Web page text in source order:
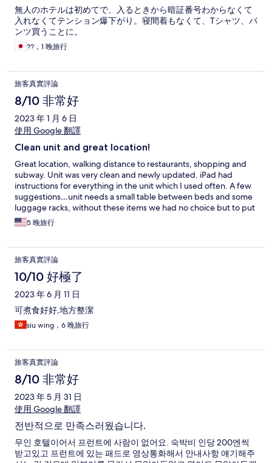
無人のホテルは初めてで、入るときから暗証番号わからなくて
入れなくてテンション爆下がり。寝間着もなくて、Tシャツ、パ
ンツ買うことに。
??，1 晚旅行
旅客真實評論
8/10 非常好
2023 年 1 月 6 日
使用 Google 翻譯
Clean unit and great location!
Great location, walking distance to restaurants, shopping and
subway. Unit was very clean and newly updated. iPad had
instructions for everything in the unit which I used often. A few
suggestions…unit needs a small table between beds and some
luggage racks, without these items we had no choice but to put
all our belongings on the floor. Also having a couple of
comfortable chairs or small couches instead of the table
coming back to the unit to sit in those chairs to unwind and
catch a bit of TV. Overall a nice stay, thanks!
5 晚旅行
旅客真實評論
10/10 好極了
2023 年 6 月 11 日
可煮食好好,地方整潔
siu wing，6 晚旅行
旅客真實評論
8/10 非常好
2023 年 5 月 31 日
使用 Google 翻譯
전반적으로 만족스러웠습니다.
무인 호텔이어서 프런트에 사람이 없어요. 숙박비 인당 200엔씩
받고있고 프런트에 있는 패드로 영상통화해서 안내사항 얘기해주